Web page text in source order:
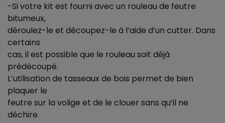
-Si votre kit est fourni avec un rouleau de feutre
bitumeux,
déroulez-le et découpez-le à l’aide d’un cutter. Dans
certains
cas, il est possible que le rouleau soit déjà
prédécoupé.
L’utilisation de tasseaux de bois permet de bien
plaquer le
feutre sur la volige et de le clouer sans qu’il ne
déchire.